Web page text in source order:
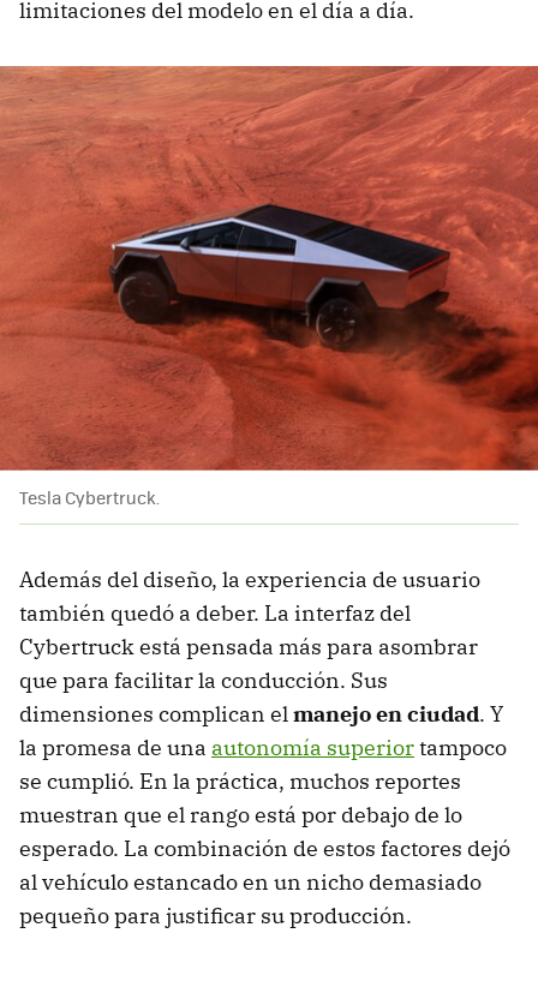
limitaciones del modelo en el día a día.
Tesla Cybertruck.
Además del diseño, la experiencia de usuario
también quedó a deber. La interfaz del
Cybertruck está pensada más para asombrar
que para facilitar la conducción. Sus
dimensiones complican elmanejo en ciudad. Y
la promesa de una autonomía superiortampoco
se cumplió. En la práctica, muchos reportes
muestran que el rango está por debajo de lo
esperado. La combinación de estos factores dejó
al vehículo estancado en un nicho demasiado
pequeño para justificar su producción.